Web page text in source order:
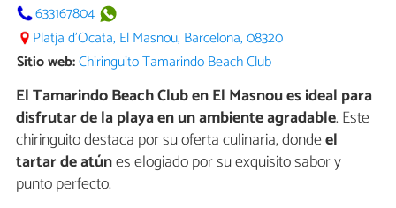
633167804
Platja d'Ocata, El Masnou, Barcelona, 08320
Sitio web:Chiringuito Tamarindo Beach Club
El Tamarindo Beach Club en El Masnou es ideal para
disfrutar de la playa en un ambiente agradable. Este
chiringuito destaca por su oferta culinaria, dondeel
tartar de atúnes elogiado por su exquisito sabor y
punto perfecto.